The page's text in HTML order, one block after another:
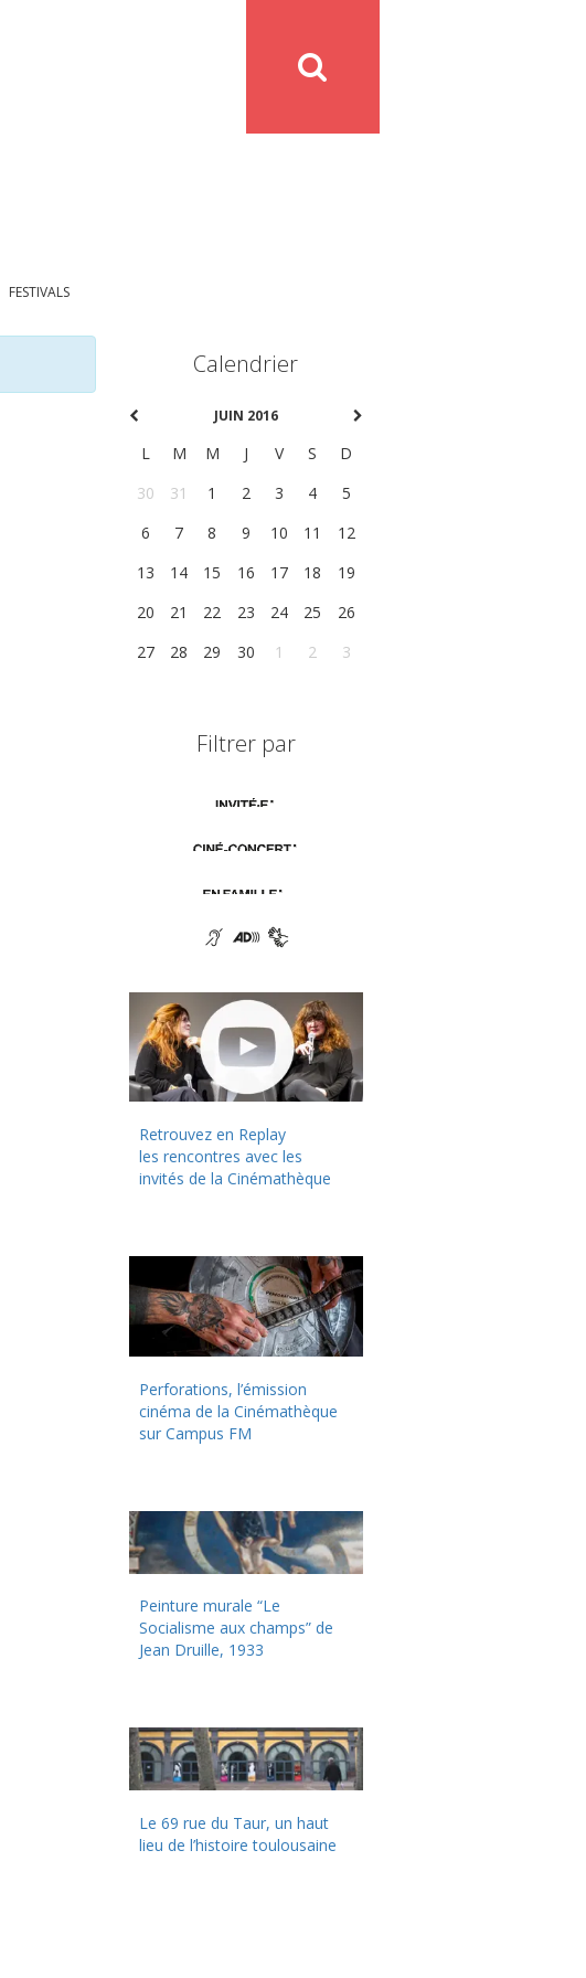
FESTIVALS
Calendrier
JUIN 2016
L M M J V S
D
30
31 1 2 3 4
5
6
7 8 9 10 11
12
13
14 15 16 17 18
19
20
21 22 23 24 25
26
27
28 29 30 1 2 3
Filtrer par
Retrouvez en Replay
les rencontres avec les
invités de la Cinémathèque
Perforations, l’émission
cinéma de la Cinémathèque
sur Campus FM
Peinture murale “Le
Socialisme aux champs” de
Jean Druille, 1933
Le 69 rue du Taur, un haut
lieu de l’histoire toulousaine